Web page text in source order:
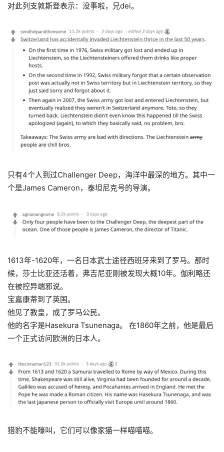
对此列支敦斯登表示：没事啦，兄dei。
只有4个人到过Challenger Deep，海洋中最深的地方。其中一
个是James Cameron，泰坦尼克号的导演。
1613年-1620年，一名日本武士途径西班牙来到了罗马。那时
候，莎士比亚还活着，弗吉尼亚刚被发现大概10年。伽利略还
在被控异端邪说。
宝嘉康蒂到了英国。
他见了教皇，成了罗马公民。
他的名字是Hasekura Tsunenaga。 在1860年之前，他是最后
一个正式访问欧洲的日本人。
猎豹不能嚎叫，它们可以像家猫一样喵喵喵。